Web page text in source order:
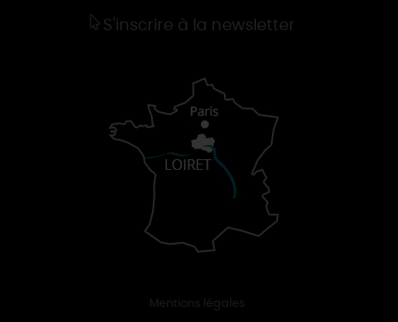
S'inscrire à la newsletter
Mentions légales